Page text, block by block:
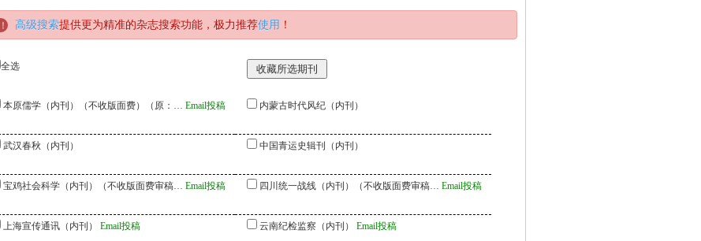
高级搜索提供更为精准的杂志搜索功能，极力推荐使用 ！
全选
本原儒学（内刊）（不收版面费）（原：… Email投稿 内蒙古时代风纪（内刊）
武汉春秋（内刊） 中国青运史辑刊（内刊）
宝鸡社会科学（内刊）（不收版面费审稿… Email投稿 四川统一战线（内刊）（不收版面费审稿… Email投稿
上海宣传通讯（内刊） Email投稿 云南纪检监察（内刊） Email投稿